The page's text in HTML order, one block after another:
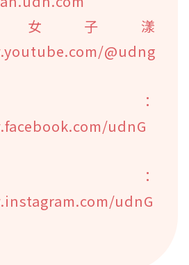
女子漾
@udng
：
udnG
：
udnG